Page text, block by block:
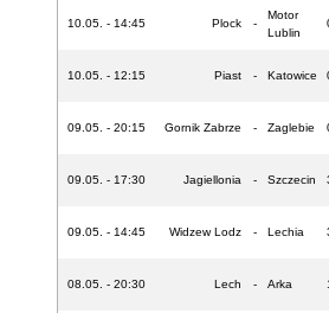
10.05. - 14:45 Plock -
Motor
Lublin
10.05. - 12:15 Piast - Katowice
09.05. - 20:15 Gornik Zabrze - Zaglebie
09.05. - 17:30 Jagiellonia - Szczecin
09.05. - 14:45 Widzew Lodz - Lechia
08.05. - 20:30 Lech - Arka